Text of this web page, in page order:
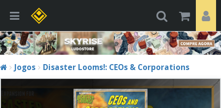
Jogos Disaster Looms!: CEOs & Corporations